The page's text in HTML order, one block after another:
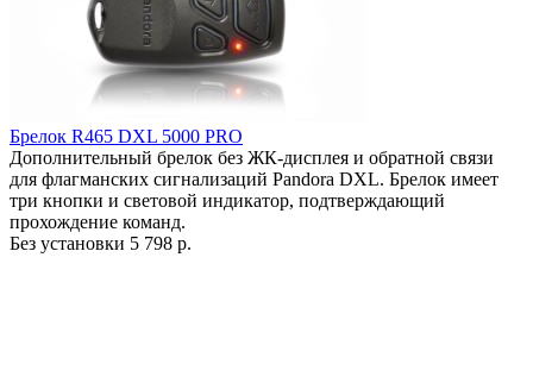
Брелок R465 DXL 5000 PRO
Дополнительный брелок без ЖК-дисплея и обратной связи
для флагманских сигнализаций Pandora DXL. Брелок имеет
три кнопки и световой индикатор, подтверждающий
прохождение команд.
Без установки 5 798 р.